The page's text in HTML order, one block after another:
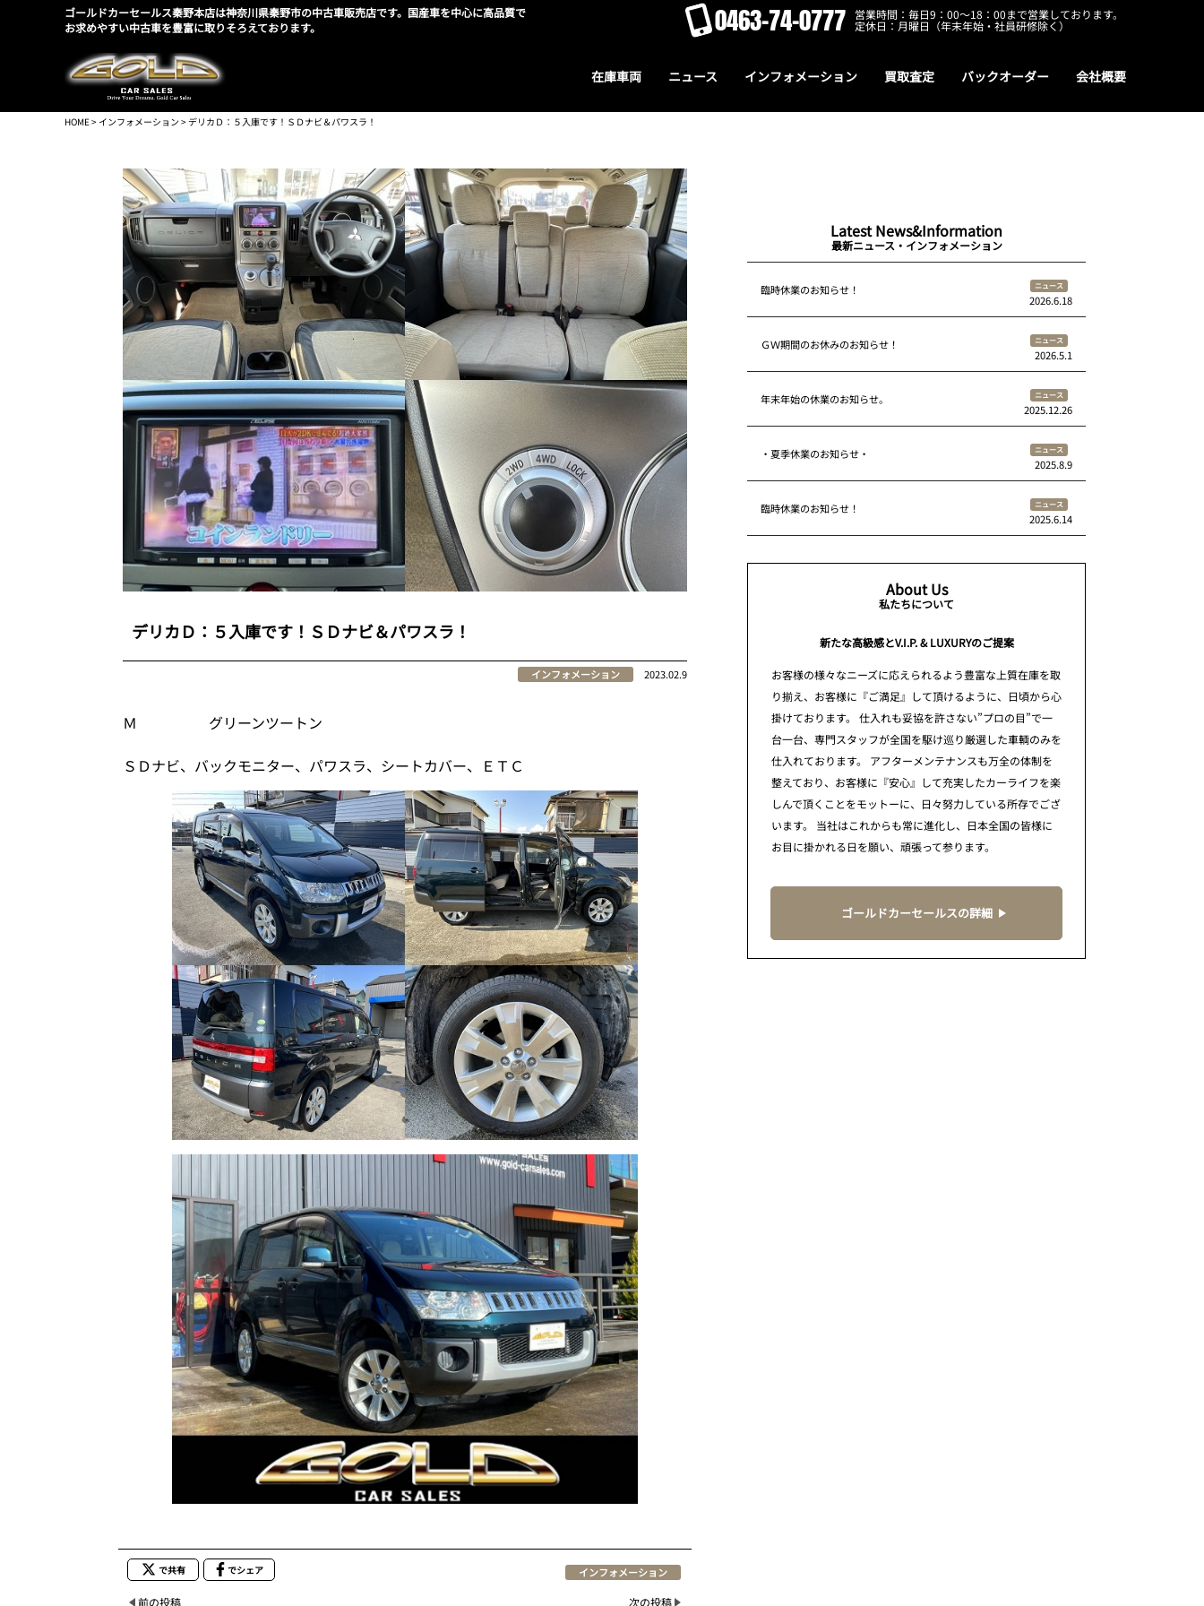
ゴールドカーセールス秦野本店は神奈川県秦野市の中古車販売店です。国産車を中心に高品質で
お求めやすい中古車を豊富に取りそろえております。
0463-74-0777 営業時間：毎日9：00～18：00まで営業しております。
定休日：月曜日（年末年始・社員研修除く）
在庫車両 ニュース インフォメーション 買取査定 バックオーダー 会社概要
HOME> インフォメーション > デリカＤ：５入庫です！ＳＤナビ＆パワスラ！
デリカＤ：５入庫です！ＳＤナビ＆パワスラ！
インフォメーション 2023.02.9
Ｍ グリーンツートン
ＳＤナビ、バックモニター、パワスラ、シートカバー、ＥＴＣ
で共有 でシェア インフォメーション
前の投稿 次の投稿
Latest News&Information
最新ニュース・インフォメーション
臨時休業のお知らせ！ ニュース
2026.6.18
ＧＷ期間のお休みのお知らせ！ ニュース
2026.5.1
年末年始の休業のお知らせ。 ニュース
2025.12.26
・夏季休業のお知らせ・ ニュース
2025.8.9
臨時休業のお知らせ！ ニュース
2025.6.14
About Us
私たちについて
新たな高級感とV.I.P. & LUXURYのご提案
お客様の様々なニーズに応えられるよう豊富な上質在庫を取
り揃え、お客様に『ご満足』して頂けるように、日頃から心
掛けております。 仕入れも妥協を許さない”プロの目”で一
台一台、専門スタッフが全国を駆け巡り厳選した車輌のみを
仕入れております。 アフターメンテナンスも万全の体制を
整えており、お客様に『安心』して充実したカーライフを楽
しんで頂くことをモットーに、日々努力している所存でござ
います。 当社はこれからも常に進化し、日本全国の皆様に
お目に掛かれる日を願い、頑張って参ります。
ゴールドカーセールスの詳細